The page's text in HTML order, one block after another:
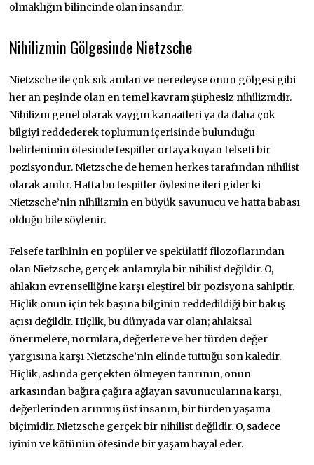
olmaklığın bilincinde olan insandır.
Nihilizmin Gölgesinde Nietzsche
Nietzsche ile çok sık anılan ve neredeyse onun gölgesi gibi
her an peşinde olan en temel kavram şüphesiz nihilizmdir.
Nihilizm genel olarak yaygın kanaatleri ya da daha çok
bilgiyi reddederek toplumun içerisinde bulunduğu
belirlenimin ötesinde tespitler ortaya koyan felsefi bir
pozisyondur. Nietzsche de hemen herkes tarafından nihilist
olarak anılır. Hatta bu tespitler öylesine ileri gider ki
Nietzsche’nin nihilizmin en büyük savunucu ve hatta babası
olduğu bile söylenir.
Felsefe tarihinin en popüler ve spekülatif filozoflarından
olan Nietzsche, gerçek anlamıyla bir nihilist değildir. O,
ahlakın evrenselliğine karşı eleştirel bir pozisyona sahiptir.
Hiçlik onun için tek başına bilginin reddedildiği bir bakış
açısı değildir. Hiçlik, bu dünyada var olan; ahlaksal
önermelere, normlara, değerlere ve her türden değer
yargısına karşı Nietzsche’nin elinde tuttuğu son kaledir.
Hiçlik, aslında gerçekten ölmeyen tanrının, onun
arkasından bağıra çağıra ağlayan savunucularına karşı,
değerlerinden arınmış üst insanın, bir türden yaşama
biçimidir. Nietzsche gerçek bir nihilist değildir. O, sadece
iyinin ve kötünün ötesinde bir yaşam hayal eder.